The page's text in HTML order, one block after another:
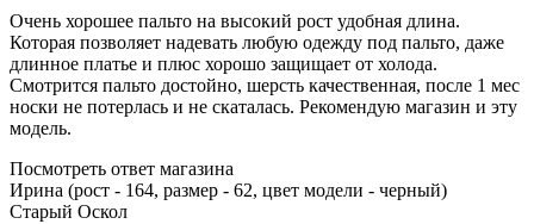
Очень хорошее пальто на высокий рост удобная длина.
Которая позволяет надевать любую одежду под пальто, даже
длинное платье и плюс хорошо защищает от холода.
Смотрится пальто достойно, шерсть качественная, после 1 мес
носки не потерлась и не скаталась. Рекомендую магазин и эту
модель.
Посмотреть ответ магазина
Ирина (рост - 164, размер - 62, цвет модели - черный)
Старый Оскол